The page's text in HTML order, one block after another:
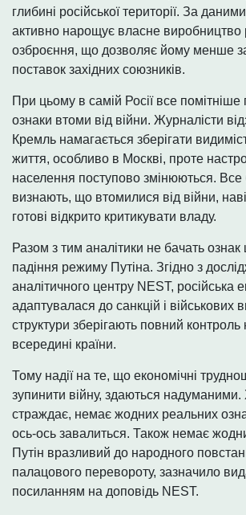
глибині російської території. За
активно нарощує власне виробництво
озброєння, що дозволяє йому менше
поставок західних союзників.
При цьому в самій Росії все
ознаки втоми від війни. Журналісти
Кремль намагається зберігати
життя, особливо в Москві, проте
населення поступово змінюються. Все
визнають, що втомилися від війни,
готові відкрито критикувати владу.
Разом з тим аналітики не бачать
падіння режиму Путіна. Згідно з
аналітичного центру NEST, російська
адаптувалася до санкцій і військових
структури зберігають повний контроль
всередині країни.
Тому надії на те, що економічні
зупинити війну, здаються надуманими.
страждає, немає жодних реальних
ось-ось завалиться. Також немає
Путін вразливий до народного
палацового перевороту, зазначило
посиланням на доповідь NEST.